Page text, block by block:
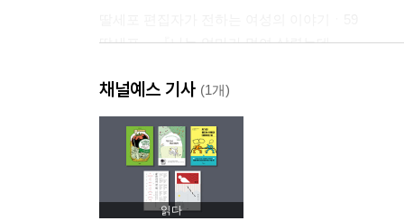
딸세포 ─ 『나는 엄마가 먹여 살렸는데』
새로운 장르를 개척하는ㆍ81
출판사 핌 ─ 『어쩌면 너의 이야기』
맹수현
바다 환경문제 전문ㆍ103
채널예스 기사 (1개)
읽다